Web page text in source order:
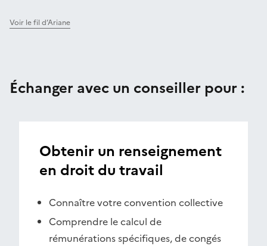
Voir le fil d’Ariane
Échanger avec un conseiller pour :
Obtenir un renseignement
en droit du travail
Connaître votre convention collective
Comprendre le calcul de
rémunérations spécifiques, de congés